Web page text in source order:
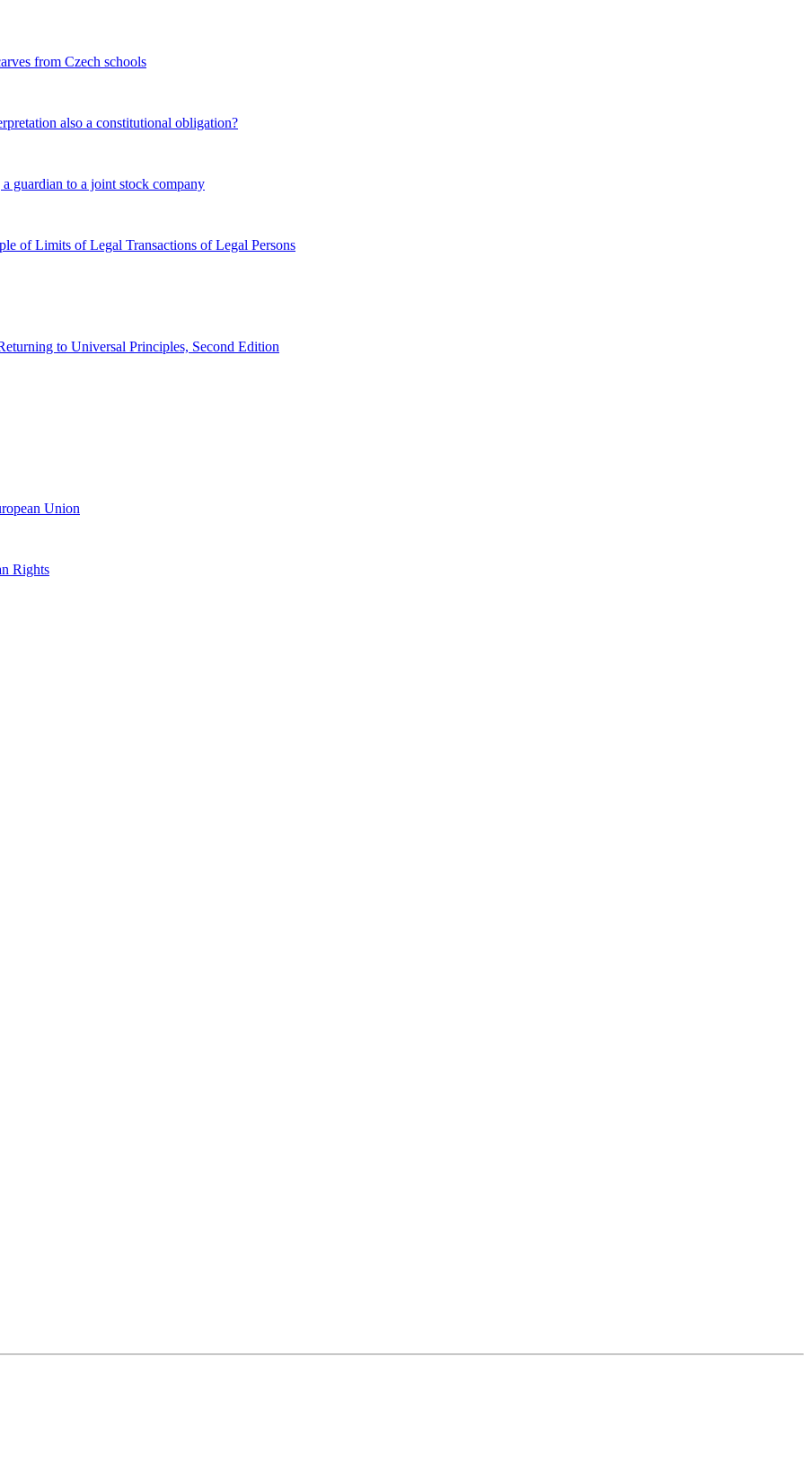
from Czech schools
also a constitutional obligation?
guardian to a joint stock company
of Limits of Legal Transactions of Legal Persons
to Universal Principles, Second Edition
Union
Rights